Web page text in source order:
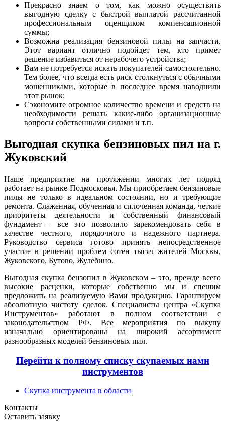
Прекрасно знаем о том, как можно осуществить
выгодную сделку с быстрой выплатой рассчитанной
профессиональным оценщиком компенсационной
суммы;
Возможна реализация бензиновой пилы на запчасти.
Этот вариант отлично подойдет тем, кто примет
решение избавиться от нерабочего устройства;
Вам не потребуется искать покупателей самостоятельно.
Тем более, что всегда есть риск столкнуться с обычными
мошенниками, которые в последнее время наводнили
этот рынок;
Сэкономите огромное количество времени и средств на
необходимости решать какие-либо организационные
вопросы собственными силами и т.п.
Выгодная скупка бензиновых пил на г.
Жуковский
Наше предприятие на протяжении многих лет подряд
работает на рынке Подмосковья. Мы приобретаем бензиновые
пилы не только в идеальном состоянии, но и требующие
ремонта. Слаженная, обученная и сплоченная команда, четкие
приоритеты деятельности и собственный финансовый
фундамент – все это позволило зарекомендовать себя в
качестве честного, порядочного и надежного партнера.
Руководство сервиса готово принять непосредственное
участие в решении проблем сотен тысяч жителей Москвы,
Жуковского, Бутово, Жулебино.
Выгодная скупка бензопил в Жуковском – это, прежде всего
высокие расценки, которые собственно мы и спешим
предложить на реализуемую Вами продукцию. Гарантируем
абсолютную чистоту сделок. Специалисты центра «Скупка
Инструментов» работают в полном соответствии с
законодательством РФ. Все мероприятия по выкупу
изначально ориентированы на широкий ассортимент
разнообразных моделей бензиновых пил.
Перейти к полному списку скупаемых нами
инструментов
Скупка инструмента в области
Контакты
Оставить заявку